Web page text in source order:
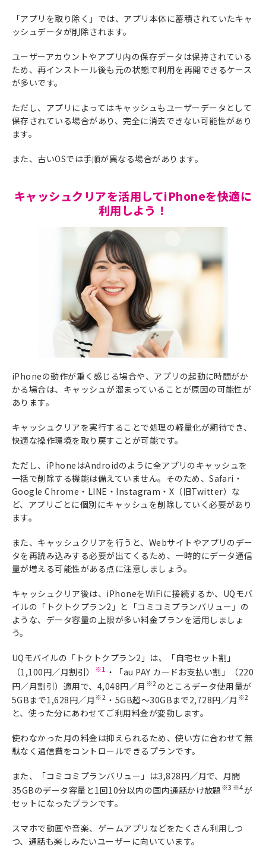
「アプリを取り除く」では、アプリ本体に蓄積されていたキャ
ッシュデータが削除されます。
ユーザーアカウントやアプリ内の保存データは保持されている
ため、再インストール後も元の状態で利用を再開できるケース
が多いです。
ただし、アプリによってはキャッシュもユーザーデータとして
保存されている場合があり、完全に消去できない可能性があり
ます。
また、古いOSでは手順が異なる場合があります。
キャッシュクリアを活用してiPhoneを快適に
利用しよう！
iPhoneの動作が重く感じる場合や、アプリの起動に時間がか
かる場合は、キャッシュが溜まっていることが原因の可能性が
あります。
キャッシュクリアを実行することで処理の軽量化が期待でき、
快適な操作環境を取り戻すことが可能です。
ただし、iPhoneはAndroidのように全アプリのキャッシュを
一括で削除する機能は備えていません。そのため、Safari・
Google Chrome・LINE・Instagram・X（旧Twitter）な
ど、アプリごとに個別にキャッシュを削除していく必要があり
ます。
また、キャッシュクリアを行うと、Webサイトやアプリのデー
タを再読み込みする必要が出てくるため、一時的にデータ通信
量が増える可能性がある点に注意しましょう。
キャッシュクリア後は、iPhoneをWiFiに接続するか、UQモバ
イルの「トクトクプラン2」と「コミコミプランバリュー」の
ような、データ容量の上限が多い料金プランを活用しましょ
う。
UQモバイルの「トクトクプラン2」は、「自宅セット割」
（1,100円／月割引）
※1 ・「au PAY カードお支払い割」（220
円／月割引）適用で、4,048円／月 ※2 のところデータ使用量が
5GBまで1,628円／月※2 ・5GB超～30GBまで2,728円／月 ※2
と、使った分にあわせてご利用料金が変動します。
使わなかった月の料金は抑えられるため、使い方に合わせて無
駄なく通信費をコントロールできるプランです。
また、「コミコミプランバリュー」は3,828円／月で、月間
35GBのデータ容量と1回10分以内の国内通話かけ放題※3 ※4が
セットになったプランです。
スマホで動画や音楽、ゲームアプリなどをたくさん利用しつ
つ、通話も楽しみたいユーザーに向いています。